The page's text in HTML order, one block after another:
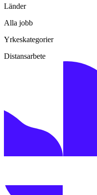
Länder
Alla jobb
Yrkeskategorier
Distansarbete